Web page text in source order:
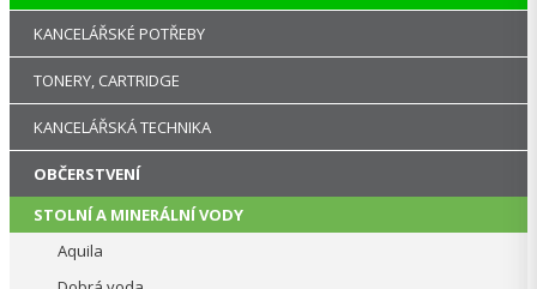
KANCELÁŘSKÉ POTŘEBY
TONERY, CARTRIDGE
KANCELÁŘSKÁ TECHNIKA
OBČERSTVENÍ
STOLNÍ A MINERÁLNÍ VODY
Aquila